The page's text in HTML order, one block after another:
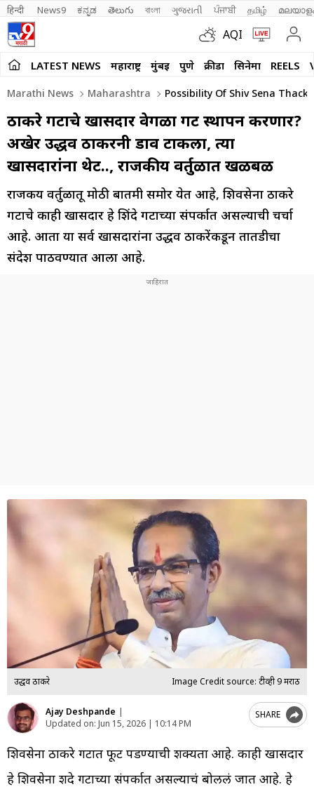
हिन्दी News9 ಕನ್ನಡ తెలుగు বাংলা ગુજરાતી ਪੰਜਾਬੀ தமிழ்
AQI
LATEST NEWS महाराष्ट्र मुंबई पुणे क्रीडा सिनेमा REELS
Marathi News Maharashtra Possibility Of Shiv Sena
ठाकरे गटाचे खासदार वेगळा गट स्थापन करणार?
अखेर उद्धव ठाकरेंनी डाव टाकला, त्या
खासदारांना थेट.., राजकीय वर्तुळात खळबळ
राजकीय वर्तुळातू मोठी बातमी समोर येत आहे, शिवसेना ठाकरे
गटाचे काही खासदार हे शिंदे गटाच्या संपर्कात असल्याची चर्चा
आहे. आता या सर्व खासदारांना उद्धव ठाकरेंकडून तातडीचा
संदेश पाठवण्यात आला आहे.
उद्धव ठाकरे Image Credit source: टीव्ही 9 मराठी
Ajay Deshpande |
Updated on: Jun 15, 2026 | 10:14 PM
SHARE
शिवसेना ठाकरे गटात फूट पडण्याची शक्यता आहे. काही खासदार
हे शिवसेना शिंदे गटाच्या संपर्कात असल्याचं बोललं जात आहे. हे